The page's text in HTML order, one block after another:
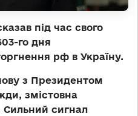
під час свого
го дня
рф в Україну.
з Президентом
змістовна
сигнал